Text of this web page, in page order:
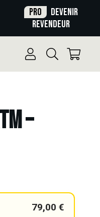
Pro
Devenir
revendeur
–
79,00 €